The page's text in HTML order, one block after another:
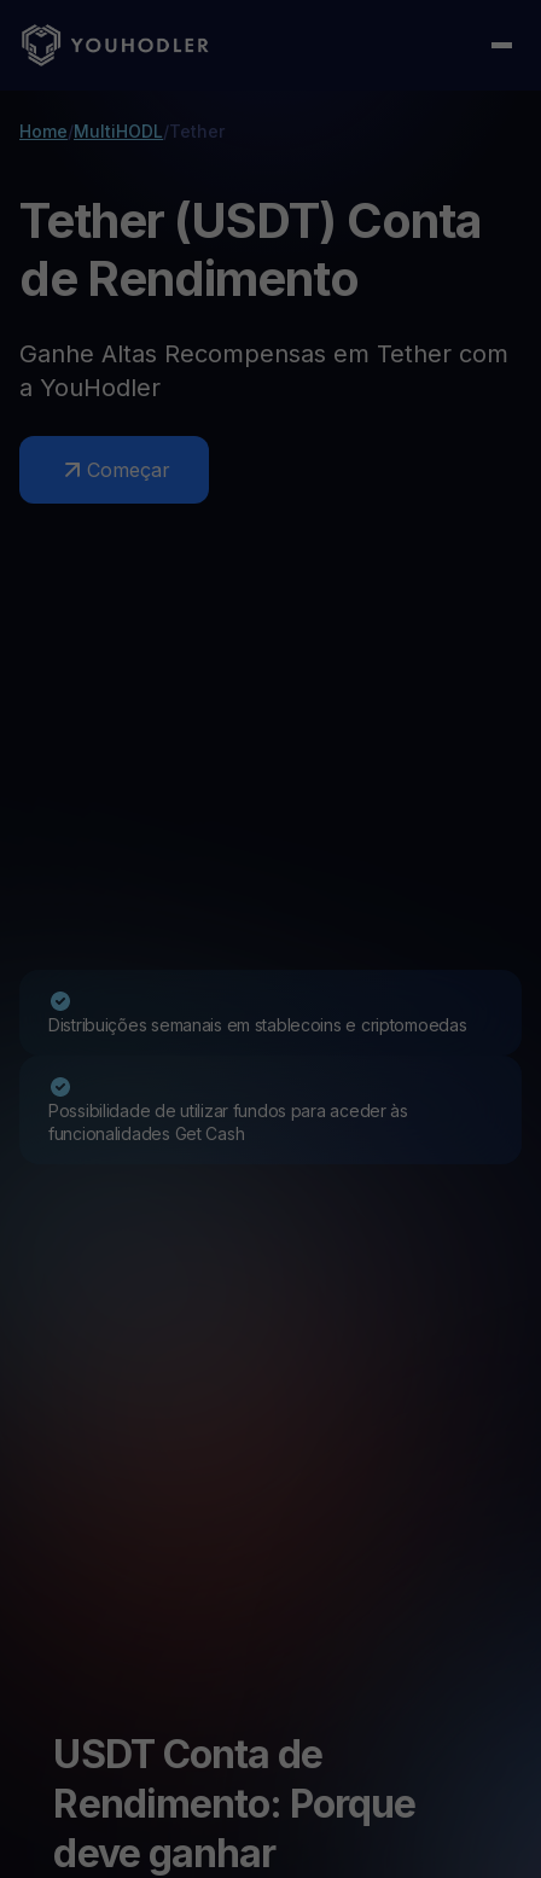
Home/MultiHODL/Tether
Tether (USDT) Conta
de Rendimento
Ganhe Altas Recompensas em Tether com
a YouHodler
Começar
Distribuições semanais em stablecoins e criptomoedas
Possibilidade de utilizar fundos para aceder às
funcionalidades Get Cash
USDT Conta de
Rendimento: Porque
deve ganhar